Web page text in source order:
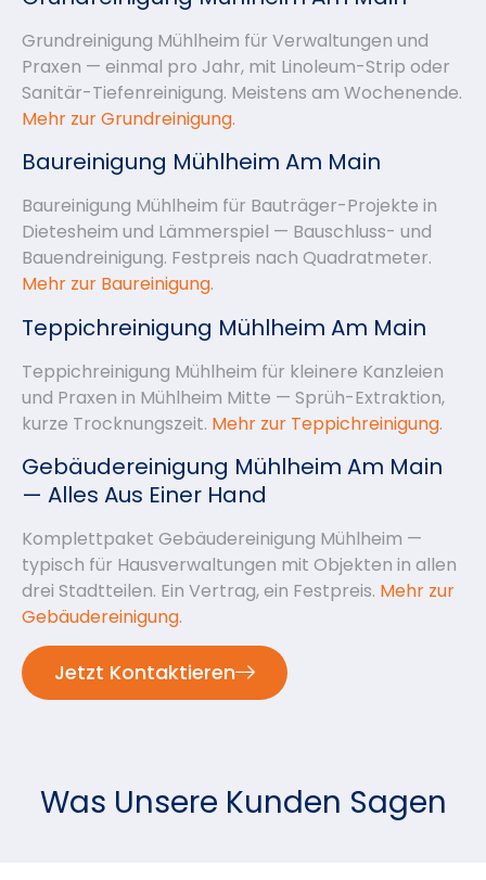
Grundreinigung Mühlheim für Verwaltungen und
Praxen — einmal pro Jahr, mit Linoleum-Strip oder
Sanitär-Tiefenreinigung. Meistens am Wochenende.
Mehr zur Grundreinigung.
Baureinigung Mühlheim Am Main
Baureinigung Mühlheim für Bauträger-Projekte in
Dietesheim und Lämmerspiel — Bauschluss- und
Bauendreinigung. Festpreis nach Quadratmeter.
Mehr zur Baureinigung.
Teppichreinigung Mühlheim Am Main
Teppichreinigung Mühlheim für kleinere Kanzleien
und Praxen in Mühlheim Mitte — Sprüh-Extraktion,
kurze Trocknungszeit. Mehr zur Teppichreinigung.
Gebäudereinigung Mühlheim Am Main
— Alles Aus Einer Hand
Komplettpaket Gebäudereinigung Mühlheim —
typisch für Hausverwaltungen mit Objekten in allen
drei Stadtteilen. Ein Vertrag, ein Festpreis. Mehr zur
Gebäudereinigung.
Jetzt Kontaktieren
Was Unsere Kunden Sagen